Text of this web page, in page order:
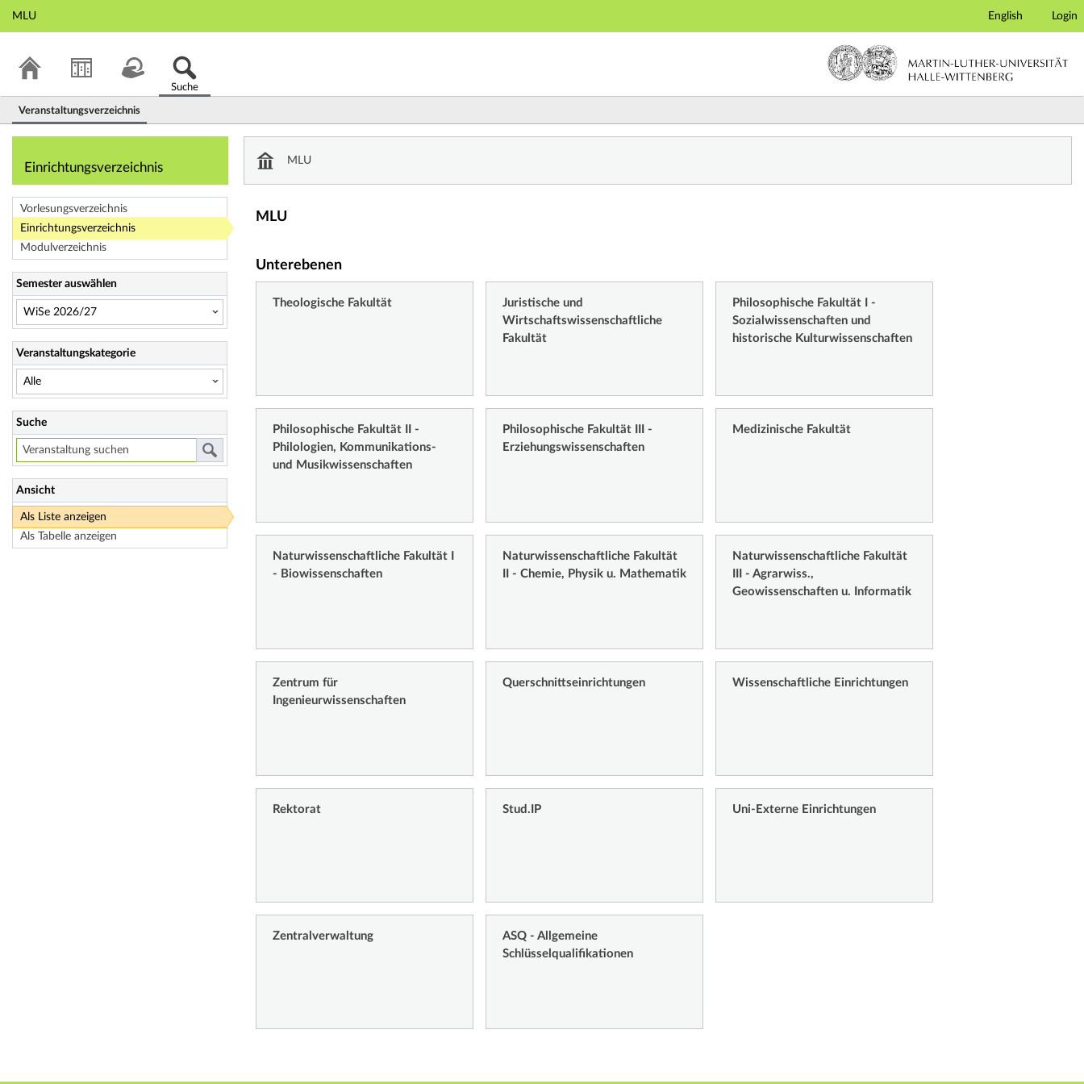
Hauptnavigation
Fußzeile
MLU English Login
Suche
Veranstaltungsverzeichnis
Einrichtungsverzeichnis
Vorlesungsverzeichnis
Einrichtungsverzeichnis
Modulverzeichnis
Semester auswählen
Veranstaltungskategorie
Suche
Ansicht
Als Liste anzeigen
Als Tabelle anzeigen
MLU
MLU
Unterebenen
Theologische Fakultät
Juristische und
Wirtschaftswissenschaftliche
Fakultät
Philosophische Fakultät I -
Sozialwissenschaften und
historische Kulturwissenschaften
Philosophische Fakultät II -
Philologien, Kommunikations-
und Musikwissenschaften
Philosophische Fakultät III -
Erziehungswissenschaften
Medizinische Fakultät
Naturwissenschaftliche Fakultät I
- Biowissenschaften
Naturwissenschaftliche Fakultät
II - Chemie, Physik u. Mathematik
Naturwissenschaftliche Fakultät
III - Agrarwiss.,
Geowissenschaften u. Informatik
Zentrum für
Ingenieurwissenschaften
Querschnittseinrichtungen Wissenschaftliche Einrichtungen
Rektorat Stud.IP Uni-Externe Einrichtungen
Zentralverwaltung
ASQ - Allgemeine
Schlüsselqualifikationen